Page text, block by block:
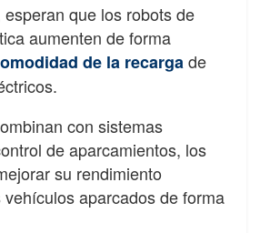
que los robots de
aumenten de forma
de la recargade
con sistemas
de aparcamientos, los
su rendimiento
aparcados de forma